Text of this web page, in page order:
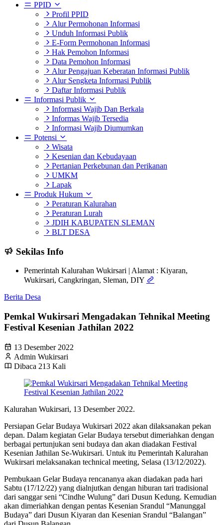
PPID
Profil PPID
Alur Permohonan Informasi
Unduh Informasi Publik
E-Form Permohonan Informasi
Hak Pemohon Informasi
Data Pemohon Informasi
Alur Pengajuan Keberatan Informasi Publik
Alur Sengketa Informasi Publik
Daftar Informasi Publik
Informasi Publik
Informasi Wajib Dan Berkala
Informas Wajib Tersedia
Informasi Wajib Diumumkan
Potensi
Wisata
Kesenian dan Kebudayaan
Pertanian Perkebunan dan Perikanan
UMKM
Lapak
Produk Hukum
Peraturan Kalurahan
Peraturan Lurah
JDIH KABUPATEN SLEMAN
BLT DESA
Sekilas Info
Pemerintah Kalurahan Wukirsari | Alamat : Kiyaran,
Wukirsari, Cangkringan, Sleman, DIY
Berita Desa
Pemkal Wukirsari Mengadakan Tehnikal Meeting
Festival Kesenian Jathilan 2022
13 Desember 2022
Admin Wukirsari
Dibaca 213 Kali
Kalurahan Wukirsari, 13 Desember 2022.
Persiapan Gelar Budaya Wukirsari 2022 akan dilaksanakan pekan
depan. Dalam kegiatan Gelar Budaya tersebut dimeriahkan dengan
berbagai pertunjukan seni budaya dan akan diadakan Festival
Kesenian Jathilan Se-Wukirsari. Untuk itu Pemerintah Kalurahan
Wukirsari melaksanakan technical meeting, Selasa (13/12/2022).
Pembukaan Gelar Budaya rencananya akan diadakan pada hari
Sabtu (17/12/22) yang dialnjutkan dengan hiburan tari tradisional
dari sanggar seni “Cindhe Wulung” dari Dusun Kedung. Kemudian
akan dimeriahkan dengan pentas Kesenian Srandul “Manunggal
Budaya” dari Dusun Kiyaran dan Kesenian Srandul “Balangan”